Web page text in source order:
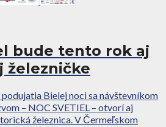
bude tento rok aj
železničke
Bielej noci sa návštevníkom
– NOC SVETIEL – otvorí aj
železnica. V Čermeľskom